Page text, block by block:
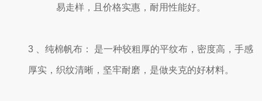
易走样，且价格实惠，耐用性能好。
3 、纯棉帆布： 是一种较粗厚的平纹布，密度高，手感
厚实，织纹清晰，坚牢耐磨，是做夹克的好材料。